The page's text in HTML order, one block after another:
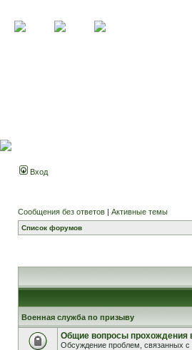
Вход
Сообщения без ответов | Активные темы
Список форумов
Военная служба по призыву
Общие вопросы прохождения
Обсуждение проблем, связанных